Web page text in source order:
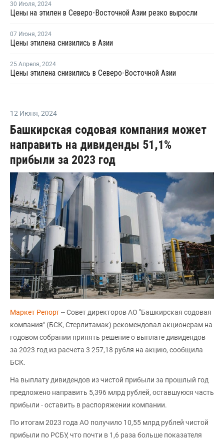
30 Июля, 2024
Цены на этилен в Северо-Восточной Азии резко выросли
07 Июня, 2024
Цены этилена снизились в Азии
25 Апреля, 2024
Цены этилена снизились в Северо-Восточной Азии
12 Июня, 2024
Башкирская содовая компания может
направить на дивиденды 51,1%
прибыли за 2023 год
Маркет Репорт-- Совет директоров АО "Башкирская содовая
компания" (БСК, Стерлитамак) рекомендовал акционерам на
годовом собрании принять решение о выплате дивидендов
за 2023 год из расчета 3 257,18 рубля на акцию, сообщила
БСК.
На выплату дивидендов из чистой прибыли за прошлый год
предложено направить 5,396 млрд рублей, оставшуюся часть
прибыли - оставить в распоряжении компании.
По итогам 2023 года АО получило 10,55 млрд рублей чистой
прибыли по РСБУ, что почти в 1,6 раза больше показателя